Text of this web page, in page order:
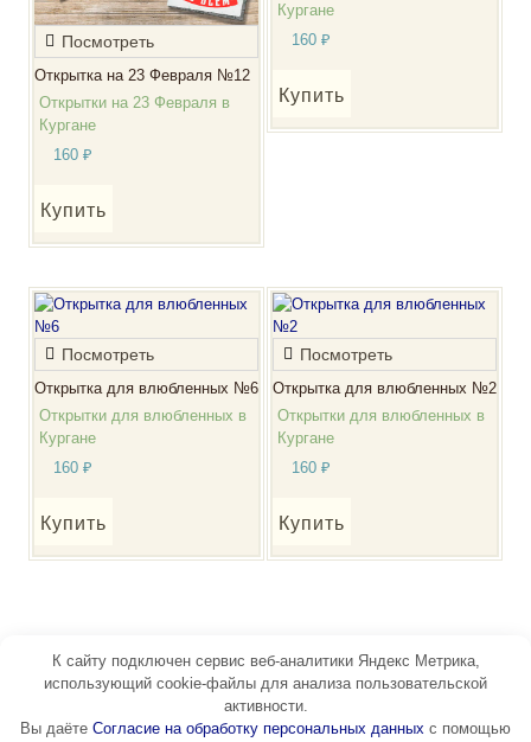
Посмотреть
Открытка на 23 Февраля №12
Открытки на 23 Февраля в
Кургане
160 ₽
Купить
Кургане
160 ₽
Купить
Посмотреть
Открытка для влюбленных №6
Открытки для влюбленных в
Кургане
160 ₽
Купить
Посмотреть
Открытка для влюбленных №2
Открытки для влюбленных в
Кургане
160 ₽
Купить
К сайту подключен сервис веб-аналитики Яндекс Метрика,
использующий cookie-файлы для анализа пользовательской
активности.
Вы даёте Согласие на обработку персональных данных с помощью